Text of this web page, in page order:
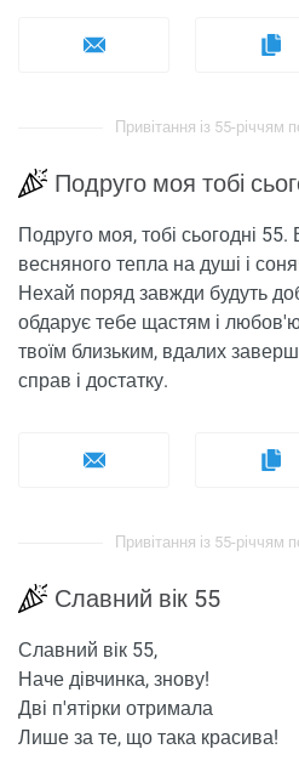
Привітання із 55-річчям
Подруго моя тобі
Подруго моя, тобі сьогодні
весняного тепла на душі і
Нехай поряд завжди будуть
обдарує тебе щастям і
твоїм близьким, вдалих
справ і достатку.
Привітання із 55-річчям
Славний вік 55
Славний вік 55,
Наче дівчинка, знову!
Дві п'ятірки отримала
Лише за те, що така красива!